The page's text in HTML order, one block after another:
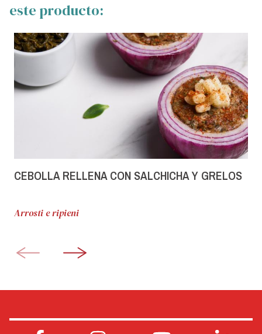
este producto:
CEBOLLA RELLENA CON SALCHICHA Y GRELOS
Arrosti e ripieni